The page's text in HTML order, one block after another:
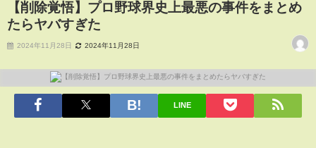
【削除覚悟】プロ野球界史上最悪の事件をまとめ
たらヤバすぎた
2024年11月28日 2024年11月28日
LINE